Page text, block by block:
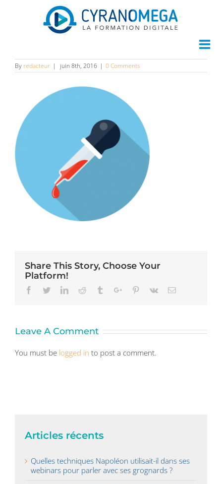
By redacteur | juin 8th, 2016 | 0 Comments
Share This Story, Choose Your
Platform!
Facebook
TwitterLinkedinReddit TumblrGoogle+Pinterest
Vk Email
Leave A Comment
You must be logged in to post a comment.
Articles récents
Quelles techniques Napoléon utilisait-il dans ses
webinars pour parler avec ses grognards ?